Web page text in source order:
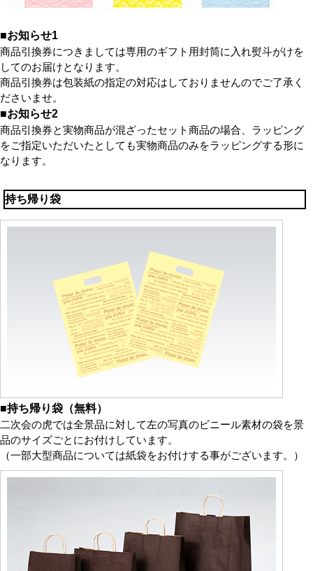
■お知らせ1
商品引換券につきましては専用のギフト用封筒に入れ熨斗がけを
してのお届けとなります。
商品引換券は包装紙の指定の対応はしておりませんのでご了承く
ださいませ。
■お知らせ2
商品引換券と実物商品が混ざったセット商品の場合、ラッピング
をご指定いただいたとしても実物商品のみをラッピングする形に
なります。
持ち帰り袋
■持ち帰り袋（無料）
二次会の虎では全景品に対して左の写真のビニール素材の袋を景
品のサイズごとにお付けしています。
（一部大型商品については紙袋をお付けする事がございます。）